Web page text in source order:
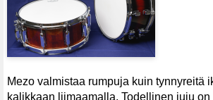
Mezo valmistaa rumpuja kuin tynnyreitä
kalikkaan liimaamalla. Todellinen juju on